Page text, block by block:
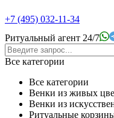
+7 (495) 032-11-34
Ритуальный агент 24/7
Все категории
Все категории
Венки из живых
Венки из
Ритуальные